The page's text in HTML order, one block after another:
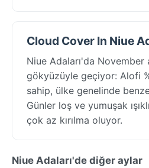
Cloud Cover In Niue
Niue Adaları'da November
gökyüzüyle geçiyor: Alofi
sahip, ülke genelinde
Günler loş ve yumuşak
çok az kırılma oluyor.
Niue Adaları'de diğer aylar